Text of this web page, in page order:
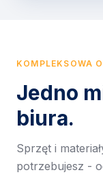
KOMPLEKSOWA
Jedno
biura.
Sprzęt i
potrzebujesz -